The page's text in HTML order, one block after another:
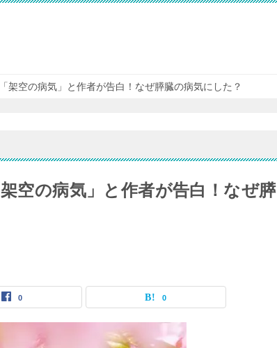
架空の病気」と作者が告白！なぜ膵臓の病気にした？
空の病気」と作者が告白！なぜ膵
0 0